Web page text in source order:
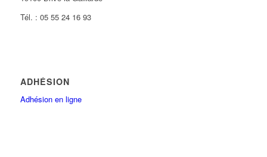
Tél. : 05 55 24 16 93
ADHÉSION
Adhésion en ligne